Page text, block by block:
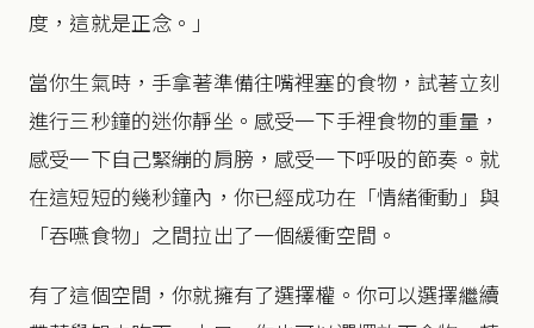
度，這就是正念。」
當你生氣時，手拿著準備往嘴裡塞的食物，試著立刻
進行三秒鐘的迷你靜坐。感受一下手裡食物的重量，
感受一下自己緊繃的肩膀，感受一下呼吸的節奏。就
在這短短的幾秒鐘內，你已經成功在「情緒衝動」與
「吞嚥食物」之間拉出了一個緩衝空間。
有了這個空間，你就擁有了選擇權。你可以選擇繼續